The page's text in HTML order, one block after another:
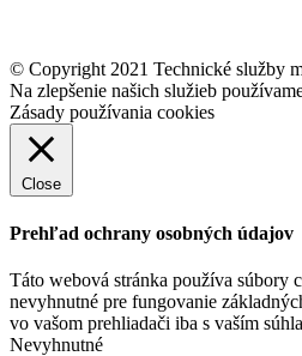
© Copyright 2021 Technické služby
Na zlepšenie našich služieb
Zásady používania cookies
Close
Prehľad ochrany osobných údajov
Táto webová stránka používa súbory
nevyhnutné pre fungovanie
vo vašom prehliadači iba s vaším
Nevyhnutné